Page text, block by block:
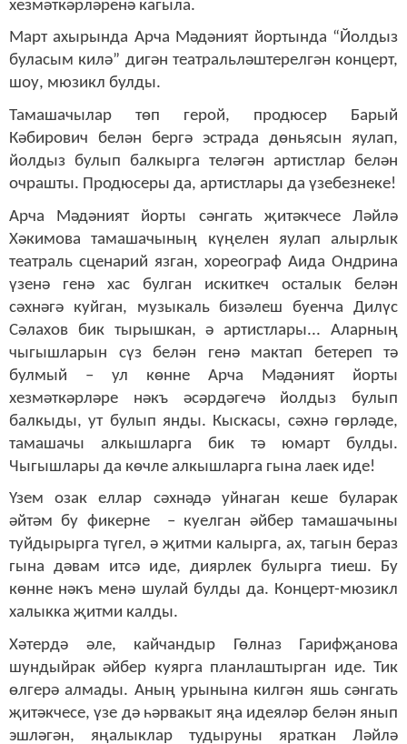
хезмәткәрләренә кагыла.
Март ахырында Арча Мәдәният йортында “Йолдыз
буласым килә” дигән театральләштерелгән концерт,
шоу, мюзикл булды.
Тамашачылар төп герой, продюсер Барый
Кәбирович белән бергә эстрада дөньясын яулап,
йолдыз булып балкырга теләгән артистлар белән
очрашты. Продюсеры да, артистлары да үзебезнеке!
Арча Мәдәният йорты сәнгать җитәкчесе Ләйлә
Хәкимова тамашачының күңелен яулап алырлык
театраль сценарий язган, хореограф Аида Ондрина
үзенә генә хас булган искиткеч осталык белән
сәхнәгә куйган, музыкаль бизәлеш буенча Дилүс
Сәлахов бик тырышкан, ә артистлары... Аларның
чыгышларын сүз белән генә мактап бетереп тә
булмый – ул көнне Арча Мәдәният йорты
хезмәткәрләре нәкъ әсәрдәгечә йолдыз булып
балкыды, ут булып янды. Кыскасы, сәхнә гөрләде,
тамашачы алкышларга бик тә юмарт булды.
Чыгышлары да көчле алкышларга гына лаек иде!
Үзем озак еллар сәхнәдә уйнаган кеше буларак
әйтәм бу фикерне – куелган әйбер тамашачыны
туйдырырга түгел, ә җитми калырга, ах, тагын бераз
гына дәвам итсә иде, диярлек булырга тиеш. Бу
көнне нәкъ менә шулай булды да. Концерт-мюзикл
халыкка җитми калды.
Хәтердә әле, кайчандыр Гөлназ Гарифҗанова
шундыйрак әйбер куярга планлаштырган иде. Тик
өлгерә алмады. Аның урынына килгән яшь сәнгать
җитәкчесе, үзе дә һәрвакыт яңа идеяләр белән янып
эшләгән, яңалыклар тудыруны яраткан Ләйлә